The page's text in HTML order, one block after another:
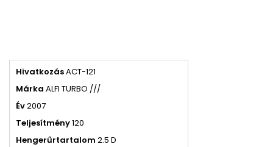
HivatkozásACT-121
Márka ALFI TURBO ///
Év2007
Teljesítmény120
Hengerűrtartalom 2.5 D